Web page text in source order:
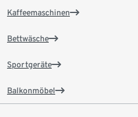
Kaffeemaschinen
Bettwäsche
Sportgeräte
Balkonmöbel